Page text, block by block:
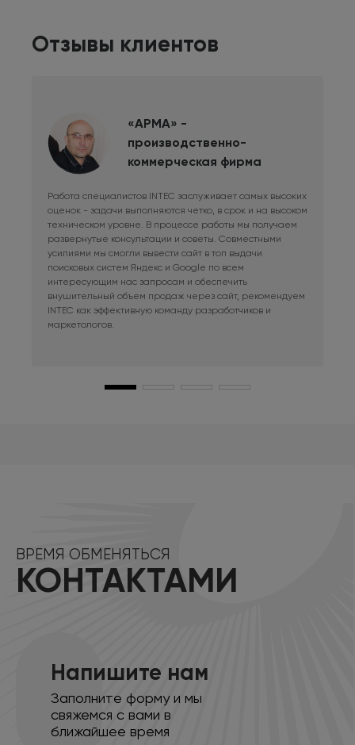
Отзывы клиентов
«АРМА» -
производственно-
коммерческая фирма
Работа специалистов INTEC заслуживает самых высоких
оценок - задачи выполняются четко, в срок и на высоком
техническом уровне. В процессе работы мы получаем
развернутые консультации и советы. Совместными
усилиями мы смогли вывести сайт в топ выдачи
поисковых систем Яндекс и Google по всем
интересующим нас запросам и обеспечить
внушительный объем продаж через сайт, рекомендуем
INTEC как эффективную команду разработчиков и
маркетологов.
ВРЕМЯ ОБМЕНЯТЬСЯ
КОНТАКТАМИ
Напишите нам
Заполните форму и мы
свяжемся с вами в
ближайшее время